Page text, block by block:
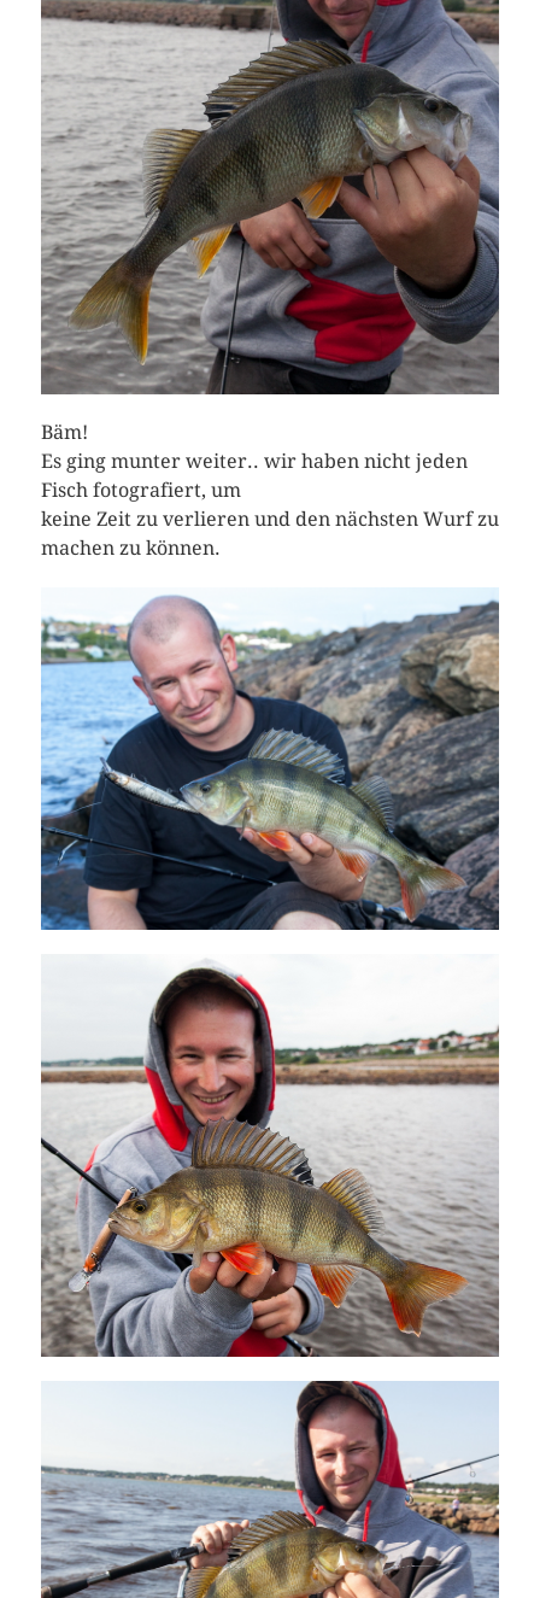
Bäm!
Es ging munter weiter.. wir haben nicht jeden
Fisch fotografiert, um
keine Zeit zu verlieren und den nächsten Wurf zu
machen zu können.